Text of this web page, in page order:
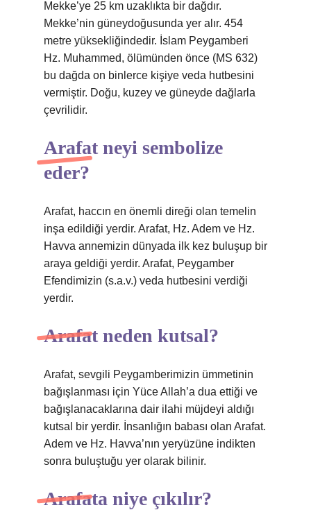
Mekke’ye 25 km uzaklıkta bir dağdır.
Mekke’nin güneydoğusunda yer alır. 454
metre yüksekliğindedir. İslam Peygamberi
Hz. Muhammed, ölümünden önce (MS 632)
bu dağda on binlerce kişiye veda hutbesini
vermiştir. Doğu, kuzey ve güneyde dağlarla
çevrilidir.
Arafat neyi sembolize
eder?
Arafat, haccın en önemli direği olan temelin
inşa edildiği yerdir. Arafat, Hz. Adem ve Hz.
Havva annemizin dünyada ilk kez buluşup bir
araya geldiği yerdir. Arafat, Peygamber
Efendimizin (s.a.v.) veda hutbesini verdiği
yerdir.
Arafat neden kutsal?
Arafat, sevgili Peygamberimizin ümmetinin
bağışlanması için Yüce Allah’a dua ettiği ve
bağışlanacaklarına dair ilahi müjdeyi aldığı
kutsal bir yerdir. İnsanlığın babası olan Arafat.
Adem ve Hz. Havva’nın yeryüzüne indikten
sonra buluştuğu yer olarak bilinir.
Arafata niye çıkılır?